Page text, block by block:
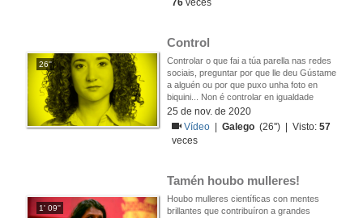
76 veces
26''
Control
Controlar o que fai a túa parella nas redes
sociais, preguntar por que lle deu Gústame
a alguén ou por que puxo unha foto en
biquini... Non é controlar en igualdade
25 de nov. de 2020
Vídeo
|Galego (26'') | Visto:57
veces
1' 09''
Tamén houbo mulleres!
Houbo mulleres científicas con mentes
brillantes que contribuíron a grandes